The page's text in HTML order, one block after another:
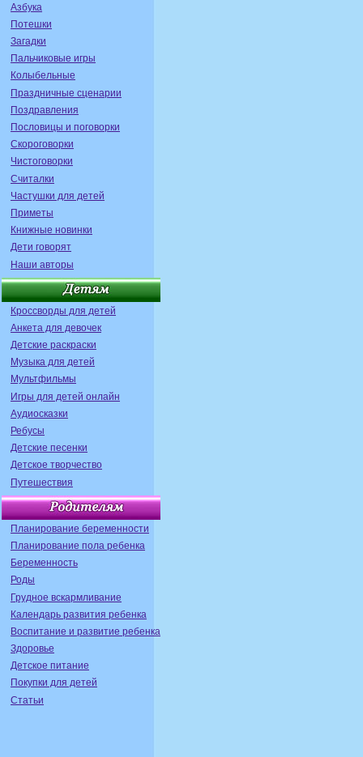
Азбука
Потешки
Загадки
Пальчиковые игры
Колыбельные
Праздничные сценарии
Поздравления
Пословицы и поговорки
Скороговорки
Чистоговорки
Считалки
Частушки для детей
Приметы
Книжные новинки
Дети говорят
Наши авторы
Кроссворды для детей
Анкета для девочек
Детские раскраски
Музыка для детей
Мультфильмы
Игры для детей онлайн
Аудиосказки
Ребусы
Детские песенки
Детское творчество
Путешествия
Планирование беременности
Планирование пола ребенка
Беременность
Роды
Грудное вскармливание
Календарь развития ребенка
Воспитание и развитие ребенка
Здоровье
Детское питание
Покупки для детей
Статьи